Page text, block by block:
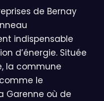
de Bernay
indispensable
d’énergie. Située
la commune
le
Garenne où de